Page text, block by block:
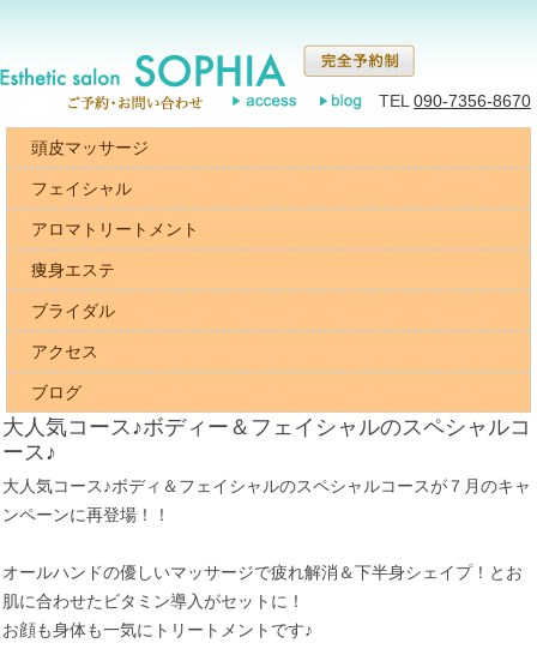
TEL 090-7356-8670
頭皮マッサージ
フェイシャル
アロマトリートメント
痩身エステ
ブライダル
アクセス
ブログ
大人気コース♪ボディー＆フェイシャルのスペシャルコ
ース♪
大人気コース♪ボディ＆フェイシャルのスペシャルコースが７月のキャ
ンペーンに再登場！！
オールハンドの優しいマッサージで疲れ解消＆下半身シェイプ！とお
肌に合わせたビタミン導入がセットに！
お顔も身体も一気にトリートメントです♪